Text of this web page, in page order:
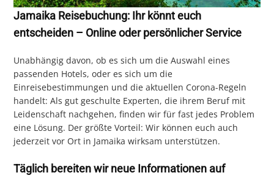
Jamaika Reisebuchung: Ihr könnt euch
entscheiden – Online oder persönlicher Service
Unabhängig davon, ob es sich um die Auswahl eines
passenden Hotels, oder es sich um die
Einreisebestimmungen und die aktuellen Corona-Regeln
handelt: Als gut geschulte Experten, die ihrem Beruf mit
Leidenschaft nachgehen, finden wir für fast jedes Problem
eine Lösung. Der größte Vorteil: Wir können euch auch
jederzeit vor Ort in Jamaika wirksam unterstützen.
Täglich bereiten wir neue Informationen auf